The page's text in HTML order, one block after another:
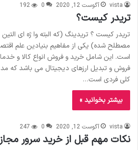
vista آگوست 12, 2020 0
192
تریدر کیست؟
تریدر کیست ؟ تریدینگ (که البته وا ژه ای
مصطلح شده) یکی از مفاهیم بنیادین علم
است. این شامل خرید و فروش انواع کالا و
فروش و تبدیل ارزهای دیجیتال می باشد که
کلی فردی است…
بیشتر بخوانید »
vista آگوست 12, 2020 0
247
نکات مهم قبل از خرید سرور